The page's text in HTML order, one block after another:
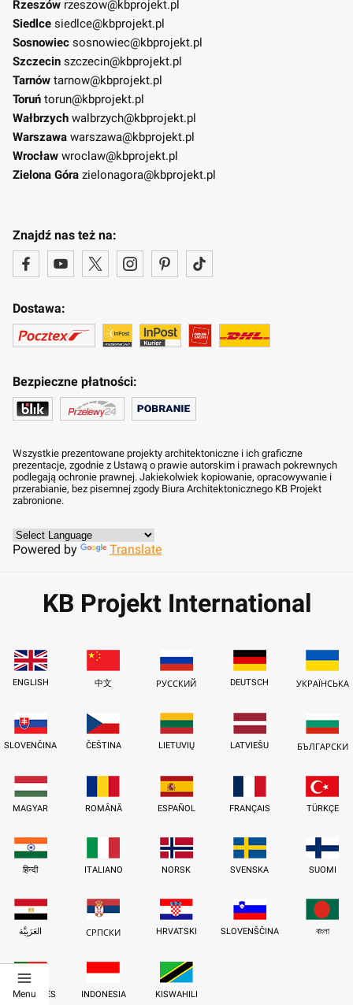
Rzeszów rzeszow@kbprojekt.pl
Siedlce siedlce@kbprojekt.pl
Sosnowiec sosnowiec@kbprojekt.pl
Szczecin szczecin@kbprojekt.pl
Tarnów tarnow@kbprojekt.pl
Toruń torun@kbprojekt.pl
Wałbrzych walbrzych@kbprojekt.pl
Warszawa warszawa@kbprojekt.pl
Wrocław wroclaw@kbprojekt.pl
Zielona Góra zielonagora@kbprojekt.pl
Znajdź nas też na:
Dostawa:
Bezpieczne płatności:
Wszystkie prezentowane projekty architektoniczne i ich graficzne
prezentacje, zgodnie z Ustawą o prawie autorskim i prawach pokrewnych
podlegają ochronie prawnej. Jakiekolwiek kopiowanie, opracowywanie i
przerabianie, bez pisemnej zgody Biura Architektonicznego KB Projekt
zabronione.
Powered by Translate
KB Projekt International
ENGLISH 中文 РУССКИЙ DEUTSCH УКРАЇНСЬКА
SLOVENČINA ČEŠTINA LIETUVIŲ LATVIEŠU БЪЛГАРСКИ
MAGYAR ROMÂNĂ ESPAÑOL FRANÇAIS TÜRKÇE
हिन्दी ITALIANO NORSK SVENSKA SUOMI
العَرَبِيَّة СРПСКИ HRVATSKI SLOVENŠČINA বাংলা
PORTUGUÊS INDONESIA KISWAHILI
Menu